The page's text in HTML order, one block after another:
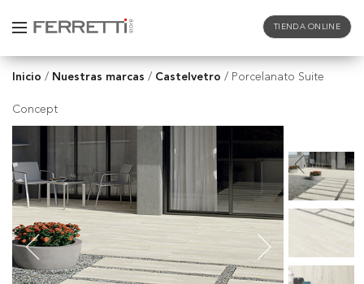
TIENDA ONLINE
Inicio / Nuestras marcas / Castelvetro / Porcelanato Suite
Concept